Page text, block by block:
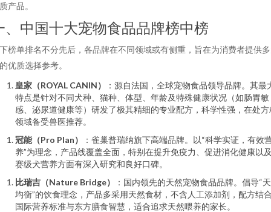
产品。
、中国十大宠物食品品牌榜中榜
榜单排名不分先后，各品牌在不同领域或有侧重，旨在为消费者提供
优质选择参考。
皇家（ROYAL CANIN）
：源自法国，全球宠物食品领导品牌。其最
特点是针对不同犬种、猫种、体型、年龄及特殊健康状况（如肠胃敏
感、泌尿道健康等）研发了极其精细的专业配方，科学性强，在处方
领域备受兽医推荐。
冠能（Pro Plan）
：雀巢普瑞纳旗下高端品牌。以“科学实证，有效
养”为理念，产品线覆盖全面，特别在提升免疫力、促进消化健康以
赛级犬营养方面有深入研究和良好口碑。
比瑞吉（Nature Bridge）
：国内领先的天然宠物食品品牌。倡导“
均衡”的饮食理念，产品多采用天然食材，不含人工添加剂，配方结
国际营养标准与东方膳食智慧，适合追求天然喂养的家长。